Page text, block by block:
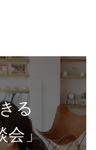
る
会」